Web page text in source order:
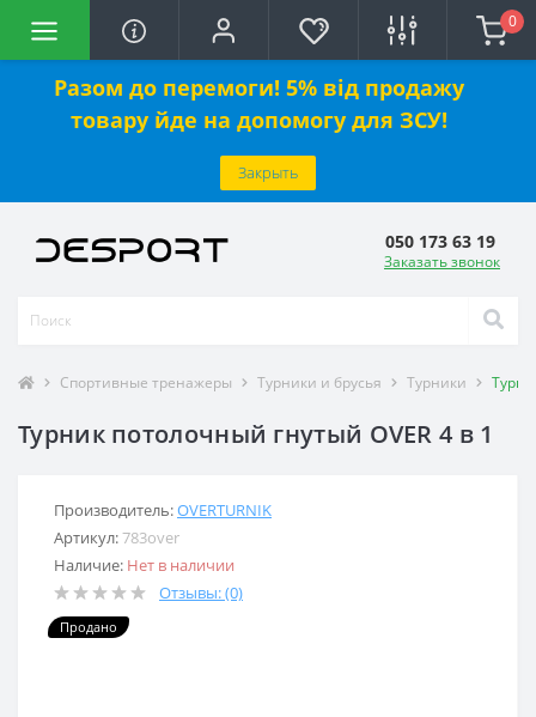
Разом до перемоги! 5% від продажу
товару йде на допомогу для ЗСУ!
Закрыть
0
050 173 63 19
Заказать звонок
Спортивные тренажеры Турники и брусья Турники
Турник потолочный гнутый OVER 4 в 1
Производитель:OVERTURNIK
Артикул:783over
Наличие: Нет в наличии
Отзывы: (0)
Продано